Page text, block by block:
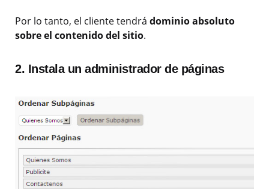
Por lo tanto, el cliente tendrá dominio absoluto
sobre el contenido del sitio.
2. Instala un administrador de páginas